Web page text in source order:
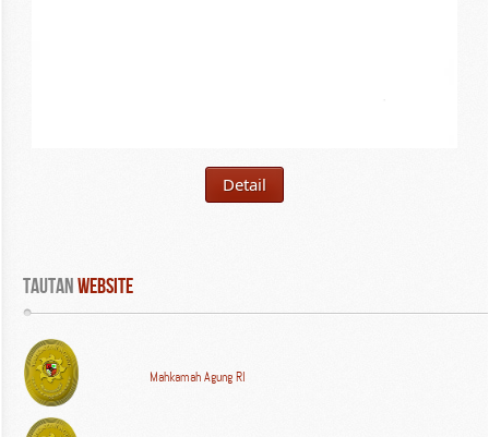
Detail
Tautan WEBSITE
Mahkamah Agung RI